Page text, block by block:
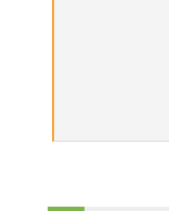
Bloques